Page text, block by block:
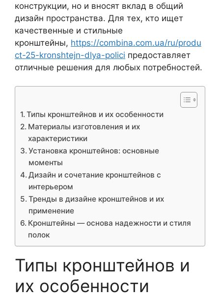
конструкции, но и вносят вклад в общий
дизайн пространства. Для тех, кто ищет
качественные и стильные
кронштейны, https://combina.com.ua/ru/produ
ct-25-kronshtejn-dlya-polici предоставляет
отличные решения для любых потребностей.
Типы кронштейнов и их особенности
Материалы изготовления и их
характеристики
Установка кронштейнов: основные
моменты
Дизайн и сочетание кронштейнов с
интерьером
Тренды в дизайне кронштейнов и их
применение
Кронштейны — основа надежности и стиля
полок
Типы кронштейнов и
их особенности